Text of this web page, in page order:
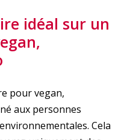
idéal sur un
pour vegan,
aux personnes
Cela